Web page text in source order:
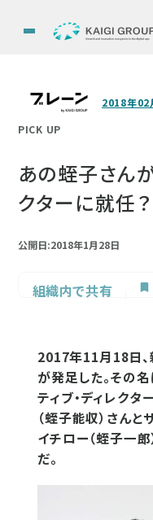
2018年02
PICK UP
あの蛭子さん
クターに就任？
公開日:2018年1月28日
組織内で共有
2017年11月18日、
が発足した。その
ティブ・ディレクタ
（蛭子能収）さんと
イチロー（蛭子一
だ。